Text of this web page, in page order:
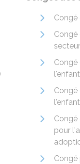
Congé
Congé
Congé
pour